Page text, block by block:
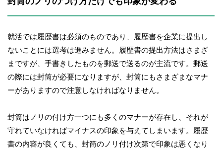
就活では履歴書は必須のものであり、履歴書を企業に提出し
ないことには選考は進みません。履歴書の提出方法はさまざ
まですが、手書きしたものを郵送で送るのが主流です。郵送
の際には封筒が必要になりますが、封筒にもさまざまなマナ
ーがありますので注意しなければなりません。
封筒はノリの付け方一つにも多くのマナーが存在し、それが
守れていなければマイナスの印象を与えてしまいます。履歴
書の内容が良くても、封筒のノリ付け次第で印象は悪くなり